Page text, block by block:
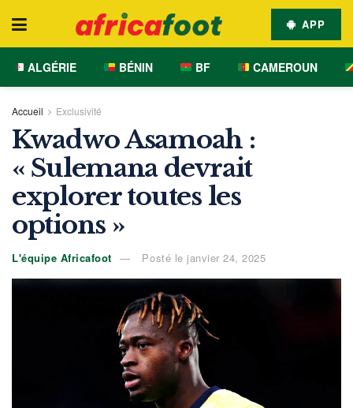
APP
ALGÉRIE BÉNIN BF CAMEROUN
Accueil Exclusivité
Kwadwo Asamoah :
« Sulemana devrait
explorer toutes les
options »
L'équipe Africafoot Posté le janvier 24, 2025